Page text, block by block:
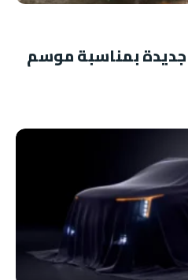
هيونداي تطلق SUV جديدة بمناسبة موسم